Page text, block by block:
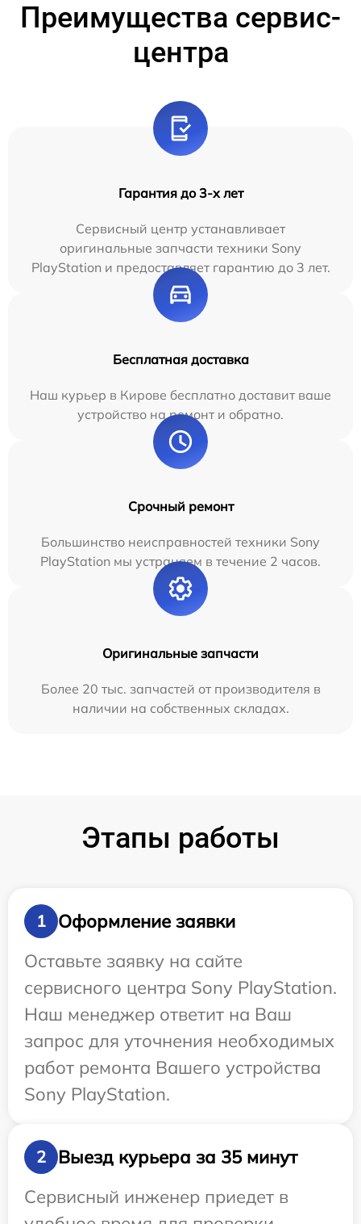
Преимущества сервис-
центра
Гарантия до 3-х лет
Сервисный центр устанавливает
оригинальные запчасти техники Sony
PlayStation и предоставляет гарантию до 3 лет.
Бесплатная доставка
Наш курьер в Кирове бесплатно доставит ваше
устройство на ремонт и обратно.
Срочный ремонт
Большинство неисправностей техники Sony
PlayStation мы устраняем в течение 2 часов.
Оригинальные запчасти
Более 20 тыс. запчастей от производителя в
наличии на собственных складах.
Этапы работы
1
Оформление заявки
Оставьте заявку на сайте
сервисного центра Sony PlayStation.
Наш менеджер ответит на Ваш
запрос для уточнения необходимых
работ ремонта Вашего устройства
Sony PlayStation.
2
Выезд курьера за 35 минут
Сервисный инженер приедет в